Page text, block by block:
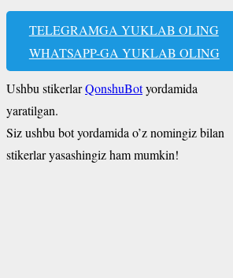
TELEGRAMGA YUKLAB OLING
WHATSAPP-GA YUKLAB OLING
Ushbu stikerlarQonshuBotyordamida
yaratilgan.
Siz ushbu bot yordamida o’z nomingiz bilan
stikerlar yasashingiz ham mumkin!